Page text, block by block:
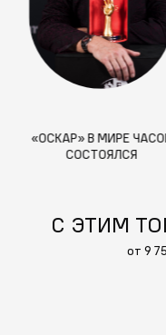
«ОСКАР» В МИРЕ
СОСТОЯЛСЯ
С ЭТИМ
от 9